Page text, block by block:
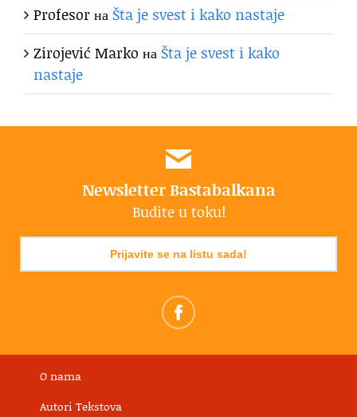
Profesorна Šta je svest i kako nastaje
Zirojević Marko на Šta je svest i kako
nastaje
Newsletter Bastabalkana
Budite u toku!
Prijavite se na listu sada!
O nama
Autori Tekstova